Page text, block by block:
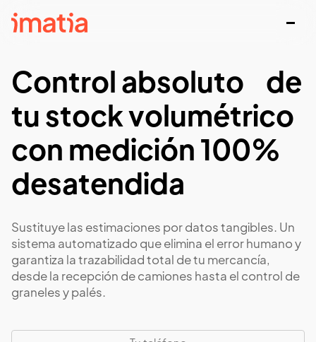
Control absoluto de
tu stock volumétrico
con medición 100%
desatendida
Sustituye las estimaciones por datos tangibles. Un
sistema automatizado que elimina el error humano y
garantiza la trazabilidad total de tu mercancía,
desde la recepción de camiones hasta el control de
graneles y palés.